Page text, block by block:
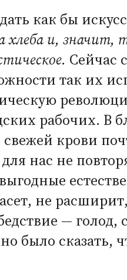
как бы
хлеба и,
Сейчас
так их
рабочих. В
крови
нас не
не
— голод,
было сказать,